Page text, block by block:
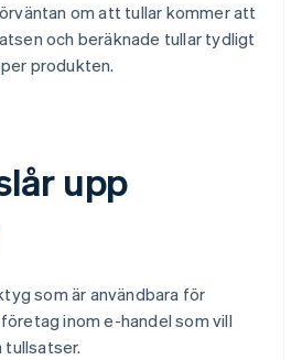
om att tullar kommer att
och beräknade tullar tydligt
produkten.
upp
som är användbara för
inom e-handel som vill
tullsatser.